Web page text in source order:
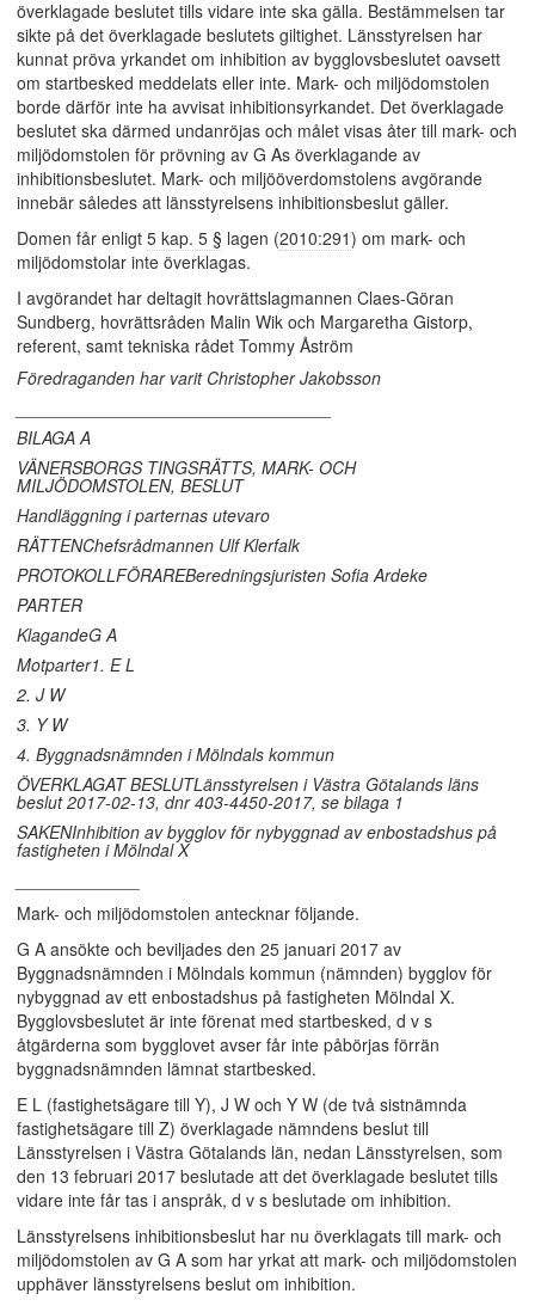
överklagade beslutet tills vidare inte ska gälla. Bestämmelsen tar
sikte på det överklagade beslutets giltighet. Länsstyrelsen har
kunnat pröva yrkandet om inhibition av bygglovsbeslutet oavsett
om startbesked meddelats eller inte. Mark- och miljödomstolen
borde därför inte ha avvisat inhibitionsyrkandet. Det överklagade
beslutet ska därmed undanröjas och målet visas åter till mark- och
miljödomstolen för prövning av G As överklagande av
inhibitionsbeslutet. Mark- och miljööverdomstolens avgörande
innebär således att länsstyrelsens inhibitionsbeslut gäller.
Domen får enligt 5 kap. 5 § lagen (2010:291) om mark- och
miljödomstolar inte överklagas.
I avgörandet har deltagit hovrättslagmannen Claes-Göran
Sundberg, hovrättsråden Malin Wik och Margaretha Gistorp,
referent, samt tekniska rådet Tommy Åström
Föredraganden har varit Christopher Jakobsson
BILAGA A
VÄNERSBORGS TINGSRÄTTS, MARK- OCH
MILJÖDOMSTOLEN, BESLUT
Handläggning i parternas utevaro
RÄTTENChefsrådmannen Ulf Klerfalk
PROTOKOLLFÖRAREBeredningsjuristen Sofia Ardeke
PARTER
KlagandeG A
Motparter1. E L
2. J W
3. Y W
4. Byggnadsnämnden i Mölndals kommun
ÖVERKLAGAT BESLUTLänsstyrelsen i Västra Götalands läns
beslut 2017-02-13, dnr 403-4450-2017, se bilaga 1
SAKENInhibition av bygglov för nybyggnad av enbostadshus på
fastigheten i Mölndal X
Mark- och miljödomstolen antecknar följande.
G A ansökte och beviljades den 25 januari 2017 av
Byggnadsnämnden i Mölndals kommun (nämnden) bygglov för
nybyggnad av ett enbostadshus på fastigheten Mölndal X.
Bygglovsbeslutet är inte förenat med startbesked, d v s
åtgärderna som bygglovet avser får inte påbörjas förrän
byggnadsnämnden lämnat startbesked.
E L (fastighetsägare till Y), J W och Y W (de två sistnämnda
fastighetsägare till Z) överklagade nämndens beslut till
Länsstyrelsen i Västra Götalands län, nedan Länsstyrelsen, som
den 13 februari 2017 beslutade att det överklagade beslutet tills
vidare inte får tas i anspråk, d v s beslutade om inhibition.
Länsstyrelsens inhibitionsbeslut har nu överklagats till mark- och
miljödomstolen av G A som har yrkat att mark- och miljödomstolen
upphäver länsstyrelsens beslut om inhibition.